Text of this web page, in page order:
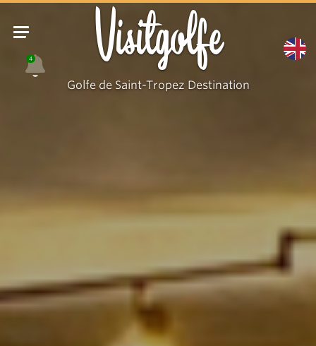
4 Visitgolfe
Golfe de Saint-Tropez Destination